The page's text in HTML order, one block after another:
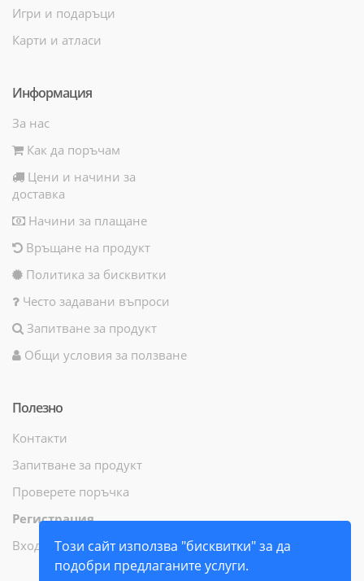
Този сайт използва "бисквитки" за да
подобри предлаганите услуги.
Игри и подаръци
Карти и атласи
Информация
За нас
Как да поръчам
Цени и начини за
доставка
Начини за плащане
Връщане на продукт
Политика за бисквитки
Често задавани въпроси
Запитване за продукт
Общи условия за ползване
Полезно
Контакти
Запитване за продукт
Проверете поръчка
Регистрация
Вход